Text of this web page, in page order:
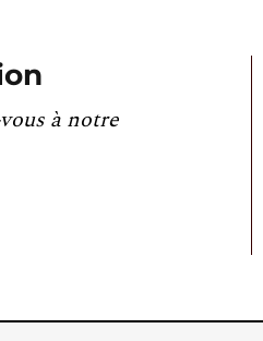
à notre